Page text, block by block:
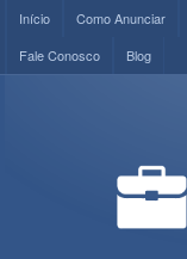
Início Como Anunciar
Fale Conosco
Blog